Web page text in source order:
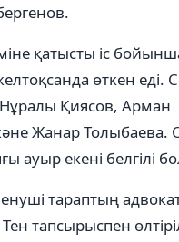
қатысты іс
өткен еді.
Қиясов, Арман
Жанар Толыбаева.
ауыр екені белгілі
тараптың
тапсырыспен